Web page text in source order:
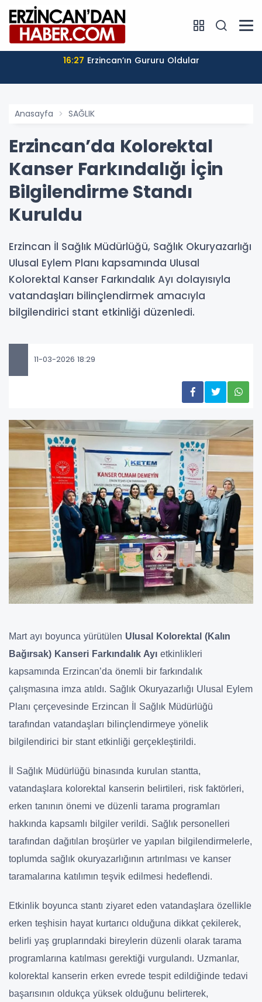
16:27 Erzincan’ın Gururu Oldular
Anasayfa SAĞLIK
Erzincan’da Kolorektal
Kanser Farkındalığı İçin
Bilgilendirme Standı
Kuruldu
Erzincan İl Sağlık Müdürlüğü, Sağlık Okuryazarlığı
Ulusal Eylem Planı kapsamında Ulusal
Kolorektal Kanser Farkındalık Ayı dolayısıyla
vatandaşları bilinçlendirmek amacıyla
bilgilendirici stant etkinliği düzenledi.
11-03-2026 18:29
Mart ayı boyunca yürütülen Ulusal Kolorektal (Kalın
Bağırsak) Kanseri Farkındalık Ayı etkinlikleri
kapsamında Erzincan’da önemli bir farkındalık
çalışmasına imza atıldı. Sağlık Okuryazarlığı Ulusal Eylem
Planı çerçevesinde Erzincan İl Sağlık Müdürlüğü
tarafından vatandaşları bilinçlendirmeye yönelik
bilgilendirici bir stant etkinliği gerçekleştirildi.
İl Sağlık Müdürlüğü binasında kurulan stantta,
vatandaşlara kolorektal kanserin belirtileri, risk faktörleri,
erken tanının önemi ve düzenli tarama programları
hakkında kapsamlı bilgiler verildi. Sağlık personelleri
tarafından dağıtılan broşürler ve yapılan bilgilendirmelerle,
toplumda sağlık okuryazarlığının artırılması ve kanser
taramalarına katılımın teşvik edilmesi hedeflendi.
Etkinlik boyunca stantı ziyaret eden vatandaşlara özellikle
erken teşhisin hayat kurtarıcı olduğuna dikkat çekilerek,
belirli yaş gruplarındaki bireylerin düzenli olarak tarama
programlarına katılması gerektiği vurgulandı. Uzmanlar,
kolorektal kanserin erken evrede tespit edildiğinde tedavi
başarısının oldukça yüksek olduğunu belirterek,